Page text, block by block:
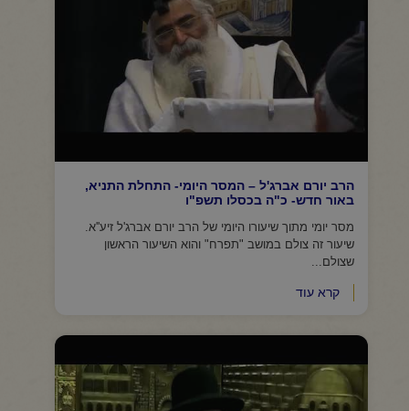
הרב יורם אברג'ל – המסר היומי- התחלת התניא,
באור חדש- כ"ה בכסלו תשפ"ו
מסר יומי מתוך שיעורו היומי של הרב יורם אברג'ל זיע''א.
שיעור זה צולם במושב "תפרח" והוא השיעור הראשון
שצולם...
קרא עוד